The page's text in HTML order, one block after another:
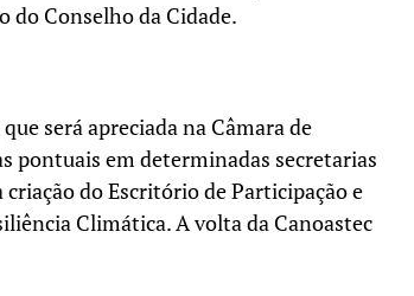
do Conselho da Cidade.
será apreciada na Câmara de
pontuais em determinadas secretarias
do Escritório de Participação e
Climática. A volta da Canoastec